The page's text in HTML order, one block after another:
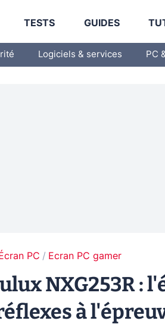
TESTS GUIDES
Logiciels & services PC
Écran PC Ecran PC gamer
NXG253R :
à